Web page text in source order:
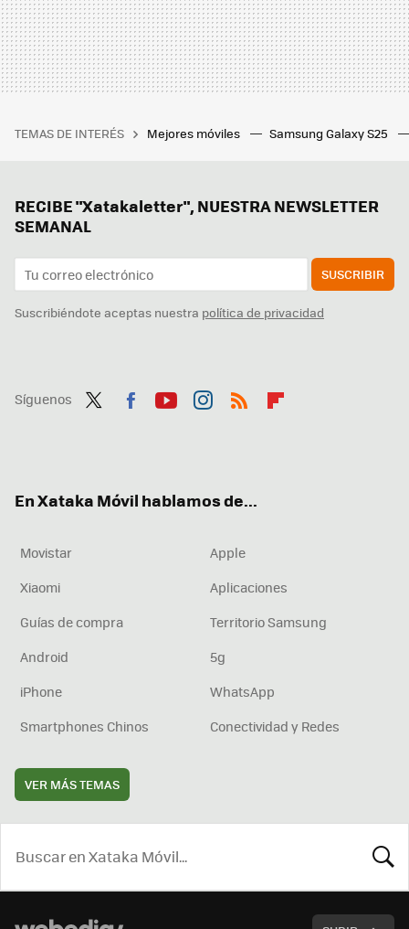
TEMAS DE INTERÉS Mejores móviles Samsung Galaxy S25
RECIBE "Xatakaletter", NUESTRA NEWSLETTER
SEMANAL
SUSCRIBIR
Suscribiéndote aceptas nuestra política de privacidad
Síguenos
En Xataka Móvil hablamos de...
Movistar
Apple
Xiaomi
Aplicaciones
Guías de compra
Territorio Samsung
Android
5g
iPhone
WhatsApp
Smartphones Chinos
Conectividad y Redes
VER MÁS TEMAS